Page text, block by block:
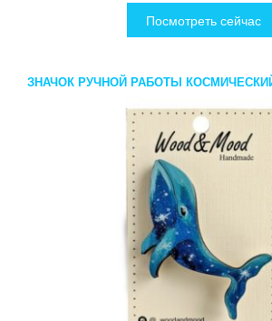
Посмотреть сейчас
ЗНАЧОК РУЧНОЙ РАБОТЫ